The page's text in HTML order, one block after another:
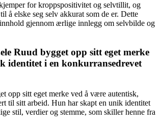
for kroppspositivitet og selvtillit, og
å elske seg selv akkurat som de er. Dette
gjennom ærlige innlegg om selvbilde og
Ruud bygget opp sitt eget merke
identitet i en konkurransedrevet
opp sitt eget merke ved å være autentisk,
til sitt arbeid. Hun har skapt en unik identitet
stil, verdier og stemme, som skiller henne fra